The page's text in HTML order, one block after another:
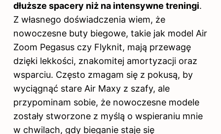
dłuższe spacery niż na intensywne treningi.
Z własnego doświadczenia wiem, że
nowoczesne buty biegowe, takie jak model Air
Zoom Pegasus czy Flyknit, mają przewagę
dzięki lekkości, znakomitej amortyzacji oraz
wsparciu. Często zmagam się z pokusą, by
wyciągnąć stare Air Maxy z szafy, ale
przypominam sobie, że nowoczesne modele
zostały stworzone z myślą o wspieraniu mnie
w chwilach, gdy bieganie staje się